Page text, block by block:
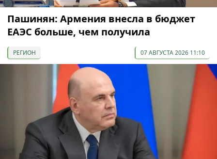
Пашинян: Армения внесла в бюджет
ЕАЭС больше, чем получила
РЕГИОН 07 АВГУСТА 2026 11:10